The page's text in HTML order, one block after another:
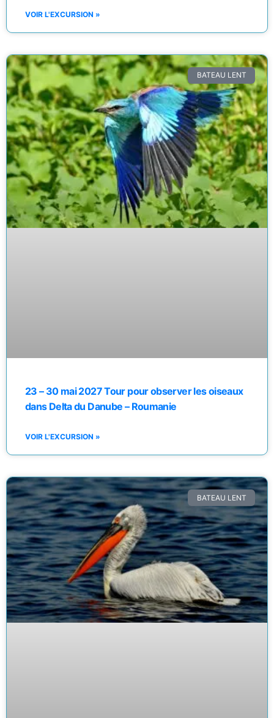
VOIR L'EXCURSION »
BATEAU LENT
23 – 30 mai 2027 Tour pour observer les oiseaux
dans Delta du Danube – Roumanie
VOIR L'EXCURSION »
BATEAU LENT